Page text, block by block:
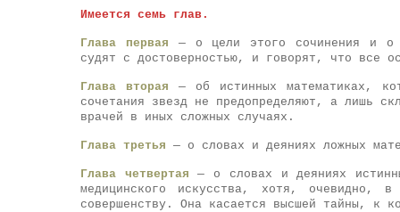
Имеется семь глав.
Глава первая — о цели этого сочинения и о
судят с достоверностью, и говорят, что все
Глава вторая — об истинных математиках,
сочетания звезд не предопределяют, а лишь
врачей в иных сложных случаях.
Глава третья — о словах и деяниях ложных
Глава четвертая — о словах и деяниях
медицинского искусства, хотя, очевидно,
совершенству. Она касается высшей тайны, к